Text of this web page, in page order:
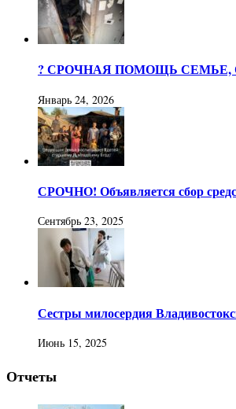
? СРОЧНАЯ ПОМОЩЬ
Январь 24, 2026
СРОЧНО! Объявляется сбор
Сентябрь 23, 2025
Сестры милосердия
Июнь 15, 2025
Отчеты